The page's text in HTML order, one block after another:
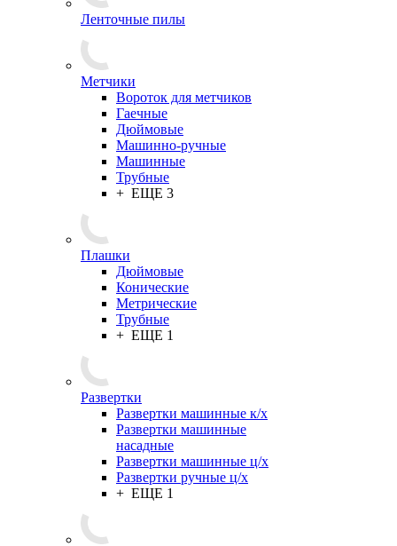
Ленточные пилы
Метчики
Вороток для метчиков
Гаечные
Дюймовые
Машинно-ручные
Машинные
Трубные
+ ЕЩЕ 3
Плашки
Дюймовые
Конические
Метрические
Трубные
+ ЕЩЕ 1
Развертки
Развертки машинные к/х
Развертки машинные
насадные
Развертки машинные ц/х
Развертки ручные ц/х
+ ЕЩЕ 1